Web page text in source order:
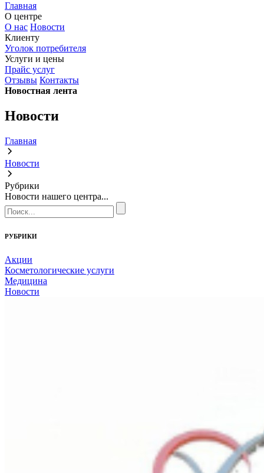
Главная
О центре
О нас Новости
Клиенту
Уголок потребителя
Услуги и цены
Прайс услуг
Отзывы Контакты
Новостная лента
Новости
Главная
Новости
Рубрики
Новости нашего центра...
РУБРИКИ
Акции
Косметологические услуги
Медицина
Новости